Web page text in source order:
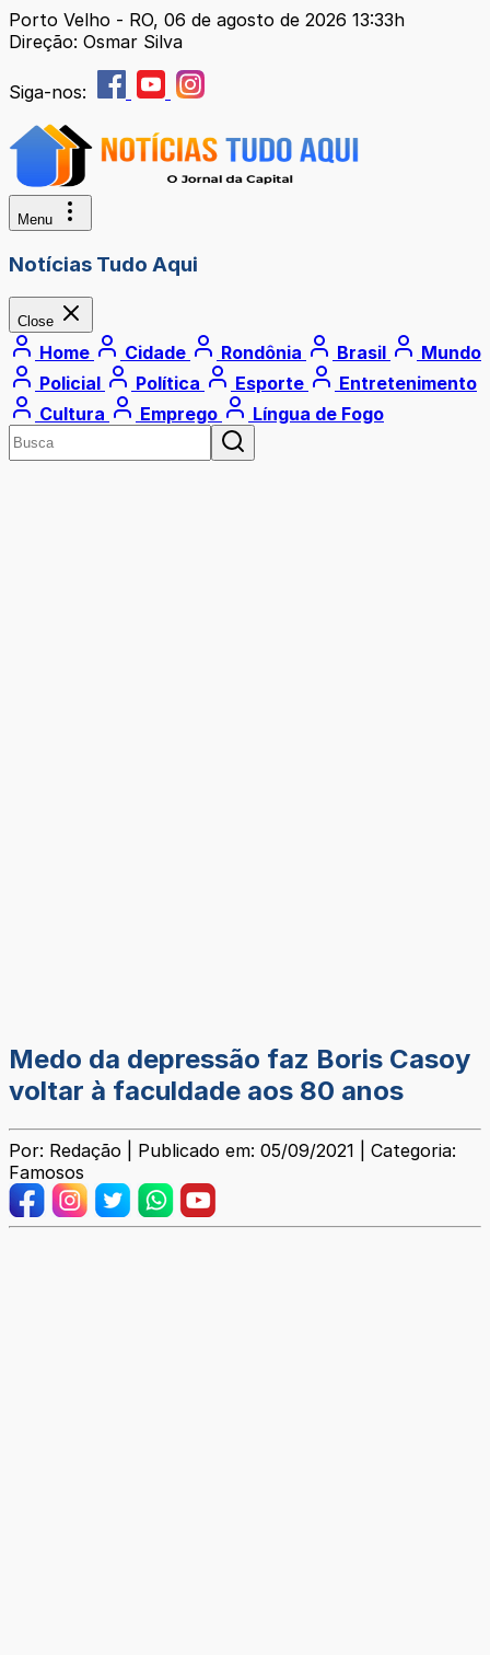
Porto Velho - RO, 06 de agosto de 2026 13:33h
Direção: Osmar Silva
Siga-nos:
Menu
Notícias Tudo Aqui
Close
Home Cidade Rondônia Brasil
Mundo
Policial
Política Esporte
Entretenimento
Cultura
Emprego Língua de Fogo
Medo da depressão faz Boris Casoy
voltar à faculdade aos 80 anos
Por: Redação | Publicado em: 05/09/2021 | Categoria:
Famosos